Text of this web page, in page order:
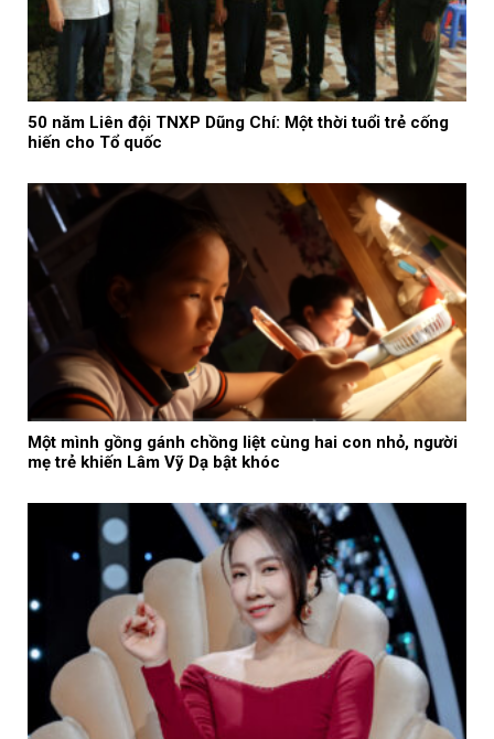
50 năm Liên đội TNXP Dũng Chí: Một thời tuổi trẻ cống
hiến cho Tổ quốc
Một mình gồng gánh chồng liệt cùng hai con nhỏ, người
mẹ trẻ khiến Lâm Vỹ Dạ bật khóc